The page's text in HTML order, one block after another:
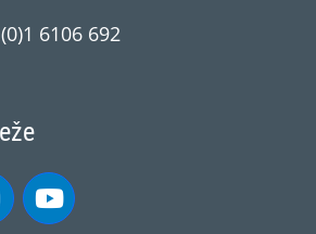
6106 692